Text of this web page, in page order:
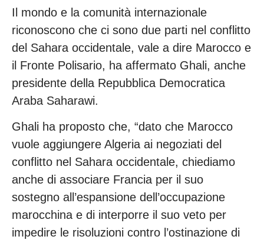
Il mondo e la comunità internazionale
riconoscono che ci sono due parti nel conflitto
del Sahara occidentale, vale a dire Marocco e
il Fronte Polisario, ha affermato Ghali, anche
presidente della Repubblica Democratica
Araba Saharawi.
Ghali ha proposto che, “dato che Marocco
vuole aggiungere Algeria ai negoziati del
conflitto nel Sahara occidentale, chiediamo
anche di associare Francia per il suo
sostegno all’espansione dell’occupazione
marocchina e di interporre il suo veto per
impedire le risoluzioni contro l’ostinazione di